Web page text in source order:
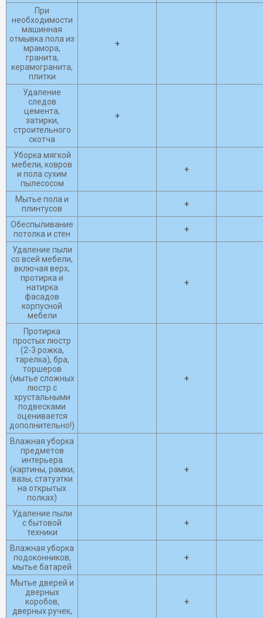
При
необходимости
машинная
отмывка пола из
мрамора,
гранита,
керамогранита,
плитки
+
Удаление
следов
цемента,
затирки,
строительного
скотча
+
Уборка мягкой
мебели, ковров
и пола сухим
пылесосом
+
Мытье пола и
плинтусов
+
Обеспыливание
потолка и стен
+
Удаление пыли
со всей мебели,
включая верх,
протирка и
натирка
фасадов
корпусной
мебели
+
Протирка
простых люстр
(2-3 рожка,
тарелка), бра,
торшеров
(мытье сложных
люстр с
хрустальными
подвесками
оценивается
дополнительно!)
+
Влажная уборка
предметов
интерьера
(картины, рамки,
вазы, статуэтки
на открытых
полках)
+
Удаление пыли
с бытовой
техники
+
Влажная уборка
подоконников,
мытье батарей
+
Мытье дверей и
дверных
коробов,
дверных ручек,
+